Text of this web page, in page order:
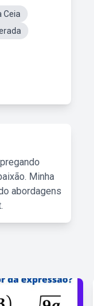
Ceia
Minha
abordagens